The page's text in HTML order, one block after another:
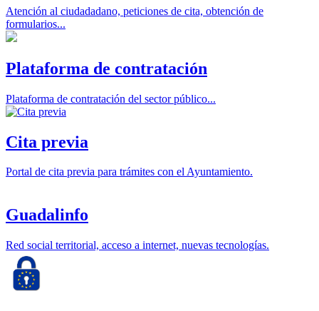
Atención al ciudadadano, peticiones de cita, obtención de
formularios...
Plataforma de contratación
Plataforma de contratación del sector público...
Cita previa
Portal de cita previa para trámites con el Ayuntamiento.
Guadalinfo
Red social territorial, acceso a internet, nuevas tecnologías.